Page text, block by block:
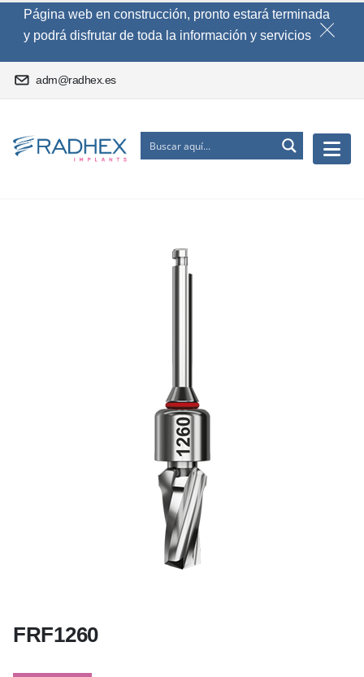
Página web en construcción, pronto estará terminada
y podrá disfrutar de toda la información y servicios
adm@radhex.es
FRF1260